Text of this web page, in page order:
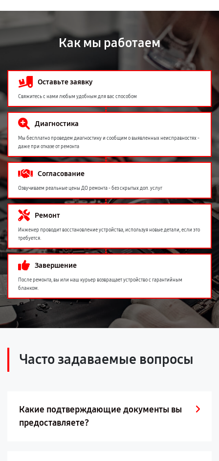
Как мы работаем
Оставьте заявку
Свяжитесь с нами любым удобным для вас способом
Диагностика
Мы бесплатно проведем диагностику и сообщим о выявленных неисправностях -
даже при отказе от ремонта
Согласование
Озвучиваем реальные цены ДО ремонта - без скрытых доп. услуг
Ремонт
Инженер проводит восстановление устройства, используя новые детали, если это
требуется.
Завершение
После ремонта, вы или наш курьер возвращает устройство с гарантийным
бланком.
Часто задаваемые вопросы
Какие подтверждающие документы вы
предоставляете?